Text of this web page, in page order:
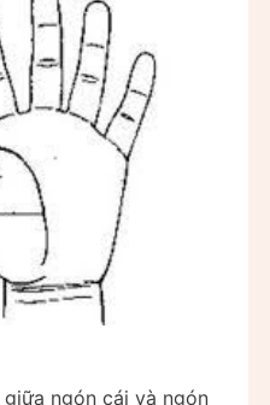
ngón cái và ngón